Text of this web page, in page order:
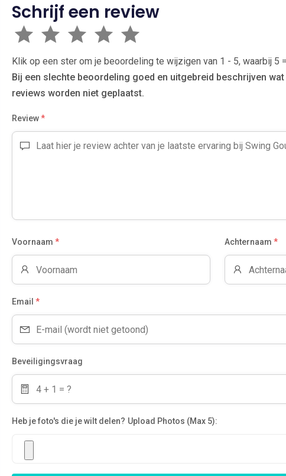
Schrijf een review
Klik op een ster om je beoordeling te wijzigen van 1 - 5, waarbij 5
Bij een slechte beoordeling goed en uitgebreid beschrijven
reviews worden niet geplaatst.
Review*
Voornaam * Achternaam *
Email *
Beveiligingsvraag
Heb je foto's die je wilt delen? Upload Photos (Max 5):